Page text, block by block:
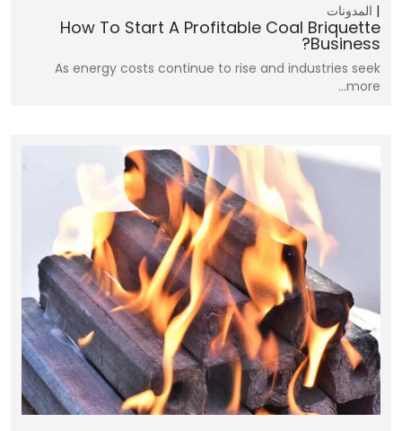
المدونات
How To Start A Profitable Coal Briquette
Business?
As energy costs continue to rise and industries seek
more…